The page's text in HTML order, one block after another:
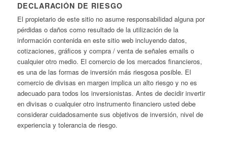
DECLARACIÓN DE RIESGO
El propietario de este sitio no asume responsabilidad alguna por
pérdidas o daños como resultado de la utilización de la
información contenida en este sitio web incluyendo datos,
cotizaciones, gráficos y compra / venta de señales emails o
cualquier otro medio. El comercio de los mercados financieros,
es una de las formas de inversión más riesgosa posible. El
comercio de divisas en margen implica un alto riesgo y no es
adecuado para todos los inversionistas. Antes de decidir invertir
en divisas o cualquier otro instrumento financiero usted debe
considerar cuidadosamente sus objetivos de inversión, nivel de
experiencia y tolerancia de riesgo.